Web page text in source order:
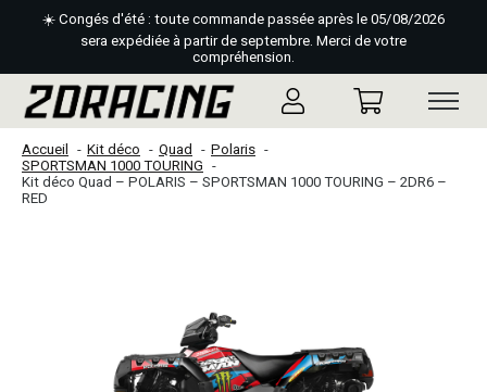
☀️ Congés d'été : toute commande passée après le 05/08/2026
sera expédiée à partir de septembre. Merci de votre
compréhension.
Accueil Kit déco Quad
Polaris
SPORTSMAN 1000 TOURING
Kit déco Quad – POLARIS – SPORTSMAN 1000 TOURING – 2DR6 –
RED